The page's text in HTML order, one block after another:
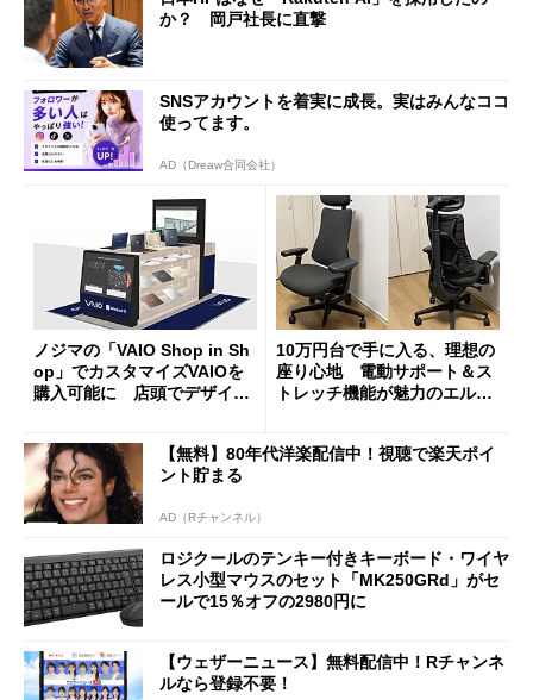
か？ 岡戸社長に直撃
SNSアカウントを着実に成長。実はみんなココ
使ってます。
AD（Dreaw合同会社）
ノジマの「VAIO Shop in Sh
op」でカスタマイズVAIOを
購入可能に 店頭でデザイン
10万円台で手に入る、理想の
座り心地 電動サポート＆ス
トレッチ機能が魅力のエルゴ
【無料】80年代洋楽配信中！視聴で楽天ポイ
ント貯まる
AD（Rチャンネル）
ロジクールのテンキー付きキーボード・ワイヤ
レス小型マウスのセット「MK250GRd」がセ
ールで15％オフの2980円に
【ウェザーニュース】無料配信中！Rチャンネ
ルなら登録不要！